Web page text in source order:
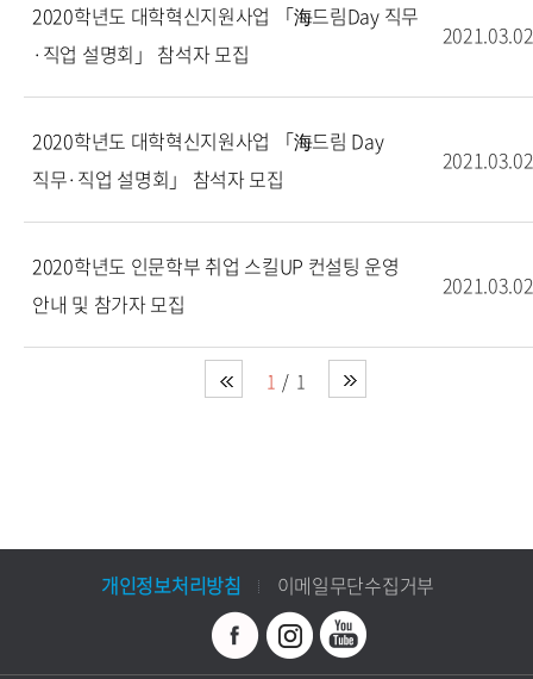
2020학년도 대학혁신지원사업 「海드림Day 직무
·직업 설명회」 참석자 모집
2021.03.02
2020학년도 대학혁신지원사업 「海드림 Day
직무·직업 설명회」 참석자 모집
2021.03.02
2020학년도 인문학부 취업 스킬UP 컨설팅 운영
안내 및 참가자 모집
2021.03.02
1 1
개인정보처리방침 이메일무단수집거부